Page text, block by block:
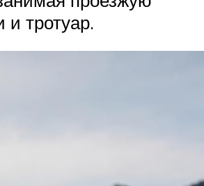
и тротуар.